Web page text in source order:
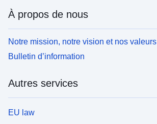
À propos de nous
Notre mission, notre vision et nos valeurs
Bulletin d’information
Autres services
EU law